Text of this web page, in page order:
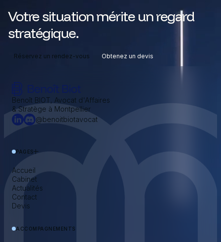
Votre situation mérite un regard
stratégique.
Réservez un rendez-vous Obtenez un devis
Benoît BIOT, Avocat d'Affaires
& Stratège à Montpellier
@benoitbiotavocat
PAGES
Accueil
Cabinet
Actualités
Contact
Devis
ACCOMPAGNEMENTS